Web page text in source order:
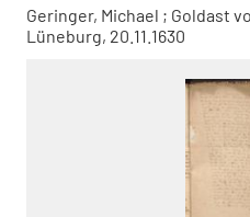
Geringer, Michael ; Goldast
Lüneburg, 20.11.1630